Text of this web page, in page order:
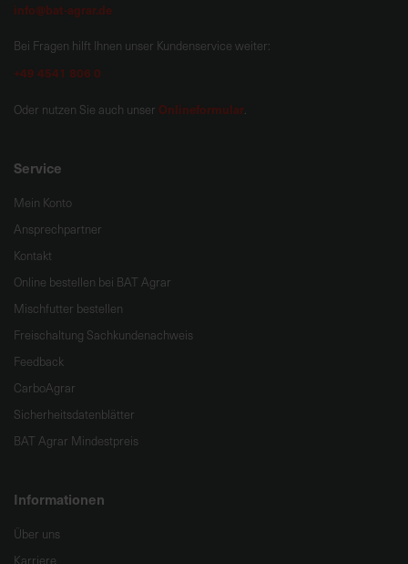
info@bat-agrar.de
Bei Fragen hilft Ihnen unser Kundenservice weiter:
+49 4541 806 0
Oder nutzen Sie auch unser Onlineformular.
Service
Mein Konto
Ansprechpartner
Kontakt
Online bestellen bei BAT Agrar
Mischfutter bestellen
Freischaltung Sachkundenachweis
Feedback
CarboAgrar
Sicherheitsdatenblätter
BAT Agrar Mindestpreis
Informationen
Über uns
Karriere